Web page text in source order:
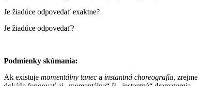
Je žiadúce odpovedať exaktne?
Je žiadúce odpovedať?
Podmienky skúmania:
Ak existuje momentálny tanec a instantná choreografia, zrejme